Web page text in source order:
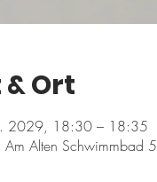
Ort
2029, 18:30 – 18:35
Am Alten Schwimmbad